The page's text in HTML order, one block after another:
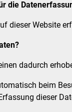
die
dieser Website
dadurch
beim
dieser